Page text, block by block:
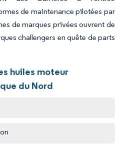
de maintenance pilotées par
de marques privées ouvrent de
challengers en quête de parts
huiles moteur
du Nord